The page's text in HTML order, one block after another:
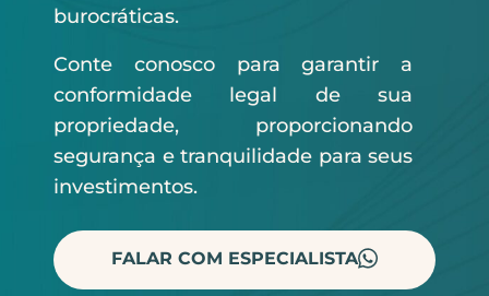
burocráticas.
Conte conosco para garantir a
conformidade legal de sua
propriedade, proporcionando
segurança e tranquilidade para seus
investimentos.
FALAR COM ESPECIALISTA